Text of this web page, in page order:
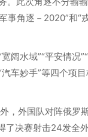
事角逐－2020”和“
水域”“平安情况”“
车妙手”等四个项
外国队对阵俄罗
决赛射击24发全